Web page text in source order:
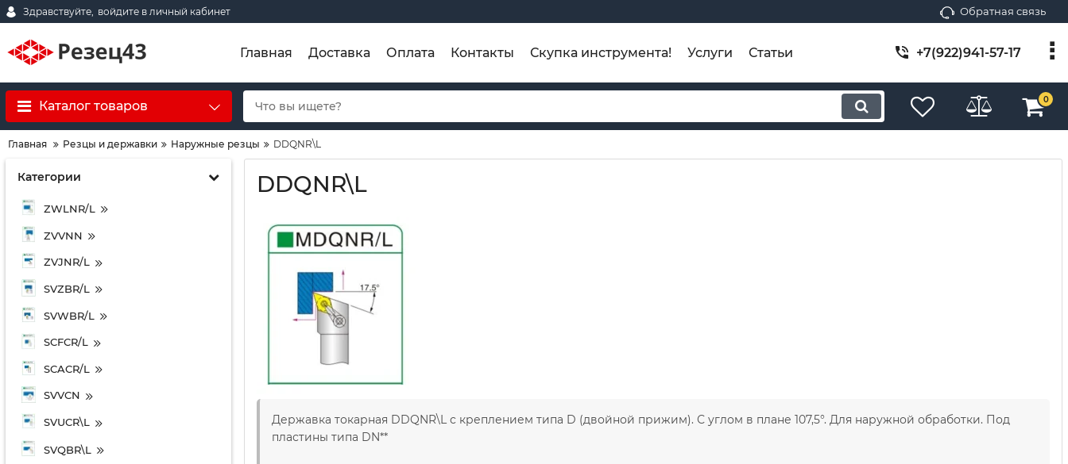
Здравствуйте, войдите в личный кабинет Обратная связь
Главная Доставка Оплата Контакты Скупка инструмента! Услуги Статьи +7(922)941-57-17
Каталог товаров 0
Главная Резцы и державки Наружные резцы DDQNR\L
Категории
ZWLNR/L
ZVVNN
ZVJNR/L
SVZBR/L
SVWBR/L
SCFCR/L
SCACR/L
SVVCN
SVUCR\L
SVQBR\L
DDQNR\L
Державка токарная DDQNR\L с креплением типа D (двойной прижим). С углом в плане 107,5°. Для наружной обработки. Под
пластины типа DN**